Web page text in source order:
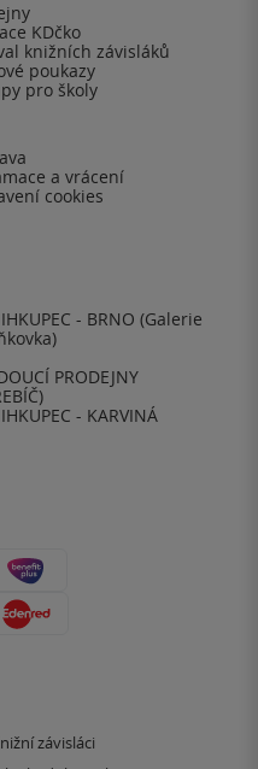
KDčko
knižních závisláků
poukazy
pro školy
a vrácení
cookies
- BRNO (Galerie
PRODEJNY
- KARVINÁ
závisláci